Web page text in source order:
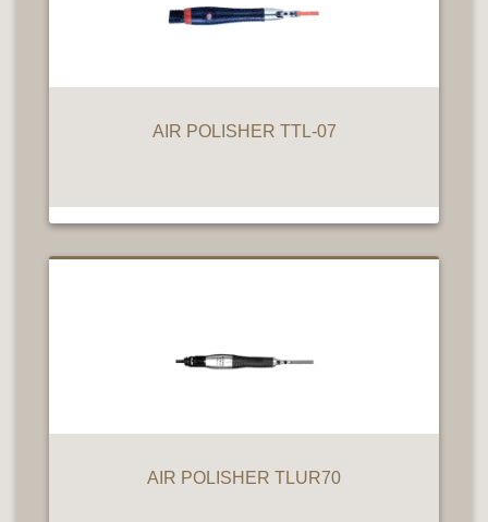
AIR POLISHER TTL-07
AIR POLISHER TLUR70